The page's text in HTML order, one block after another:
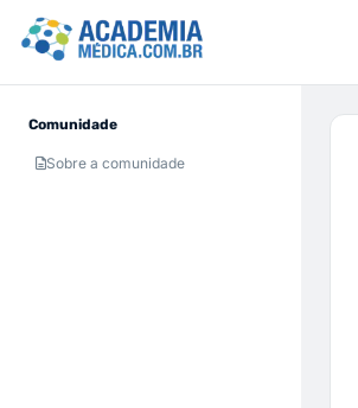
Comunidade
Sobre a comunidade